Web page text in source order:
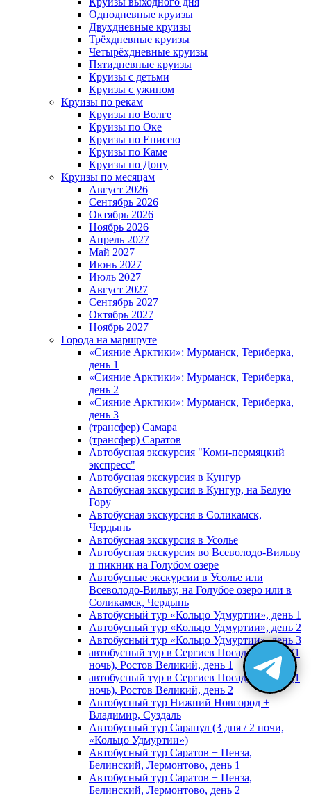
Однодневные круизы
Двухдневные круизы
Трёхдневные круизы
Четырёхдневные круизы
Пятидневные круизы
Круизы с детьми
Круизы с ужином
Круизы по рекам
Круизы по Волге
Круизы по Оке
Круизы по Енисею
Круизы по Каме
Круизы по Дону
Круизы по месяцам
Август 2026
Сентябрь 2026
Октябрь 2026
Ноябрь 2026
Апрель 2027
Май 2027
Июнь 2027
Июль 2027
Август 2027
Сентябрь 2027
Октябрь 2027
Ноябрь 2027
Города на маршруте
«Сияние Арктики»: Мурманск, Териберка,
день 1
«Сияние Арктики»: Мурманск, Териберка,
день 2
«Сияние Арктики»: Мурманск, Териберка,
день 3
(трансфер) Самара
(трансфер) Саратов
Автобусная экскурсия "Коми-пермяцкий
экспресс"
Автобусная экскурсия в Кунгур
Автобусная экскурсия в Кунгур, на Белую
Гору
Автобусная экскурсия в Соликамск,
Чердынь
Автобусная экскурсия в Усолье
Автобусная экскурсия во Всеволодо-Вильву
и пикник на Голубом озере
Автобусные экскурсии в Усолье или
Всеволодо-Вильву, на Голубое озеро или в
Соликамск, Чердынь
Автобусный тур «Кольцо Удмуртии», день 1
Автобусный тур «Кольцо Удмуртии», день 2
Автобусный тур «Кольцо Удмуртии», день 3
автобусный тур в Сергиев Посад, Москву (1
ночь), Ростов Великий, день 1
автобусный тур в Сергиев Посад, Москву (1
ночь), Ростов Великий, день 2
Автобусный тур Нижний Новгород +
Владимир, Суздаль
Автобусный тур Сарапул (3 дня / 2 ночи,
«Кольцо Удмуртии»)
Автобусный тур Саратов + Пенза,
Белинский, Лермонтово, день 1
Автобусный тур Саратов + Пенза,
Белинский, Лермонтово, день 2